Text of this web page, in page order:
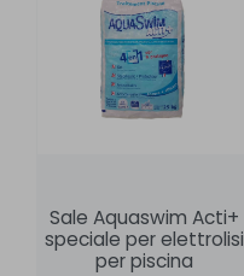
Sale Aquaswim Acti+
speciale per elettrolisi
per piscina